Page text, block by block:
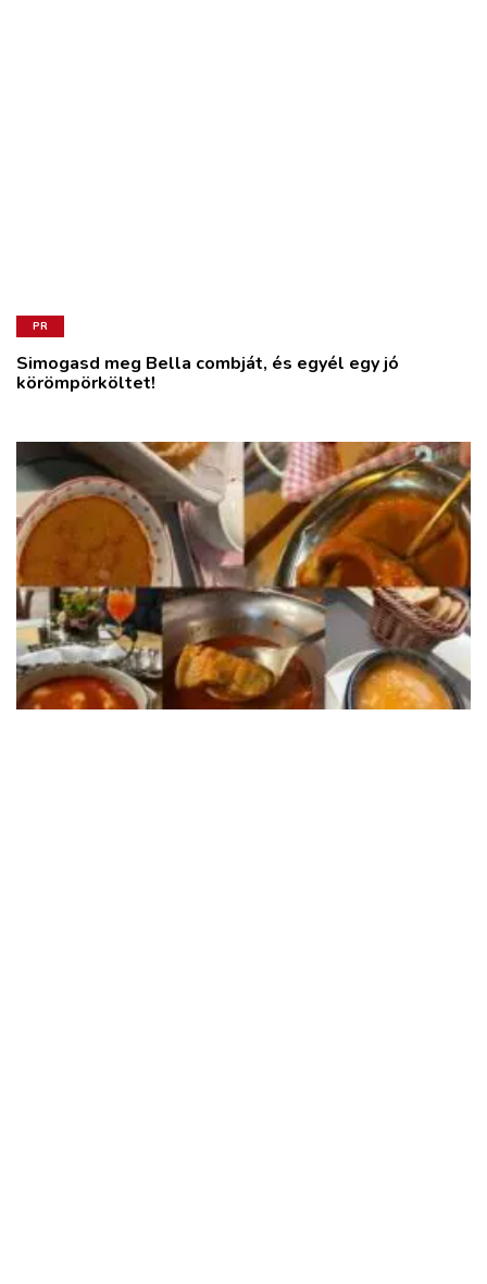
PR
Simogasd meg Bella combját, és egyél egy jó
körömpörköltet!